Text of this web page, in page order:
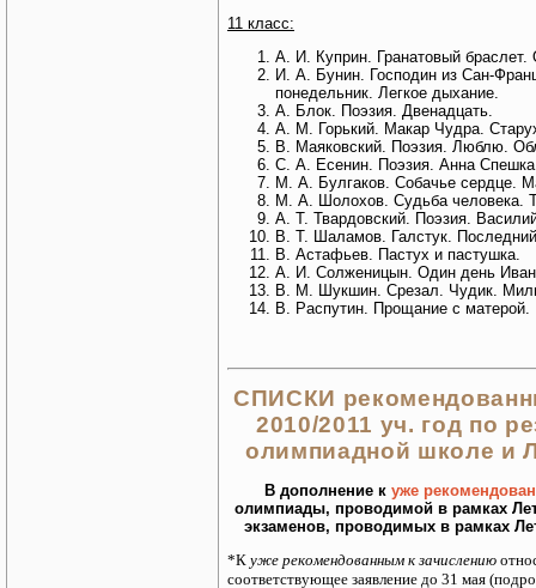
11 класс:
А. И. Куприн. Гранатовый браслет.
И. А. Бунин. Господин из Сан-
понедельник. Легкое дыхание.
А. Блок. Поэзия. Двенадцать.
А. М. Горький. Макар Чудра.
В. Маяковский. Поэзия. Люблю.
С. А. Есенин. Поэзия. Анна
М. А. Булгаков. Собачье сердце.
М. А. Шолохов. Судьба человека.
А. Т. Твардовский. Поэзия.
В. Т. Шаламов. Галстук.
В. Астафьев. Пастух и пастушка.
А. И. Солженицын. Один день
В. М. Шукшин. Срезал. Чудик.
В. Распутин. Прощание с матерой.
СПИСКИ
2010/2011 уч. год по
олимпиадной школе и
В дополнение к уже
олимпиады, проводимой в рамках
экзаменов, проводимых в рамках
*К уже рекомендованным к зачислению
соответствующее заявление до 31 мая